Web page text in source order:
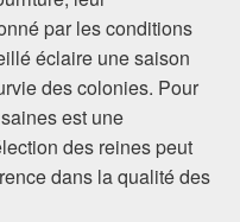
par les conditions
éclaire une saison
des colonies. Pour
est une
des reines peut
dans la qualité des